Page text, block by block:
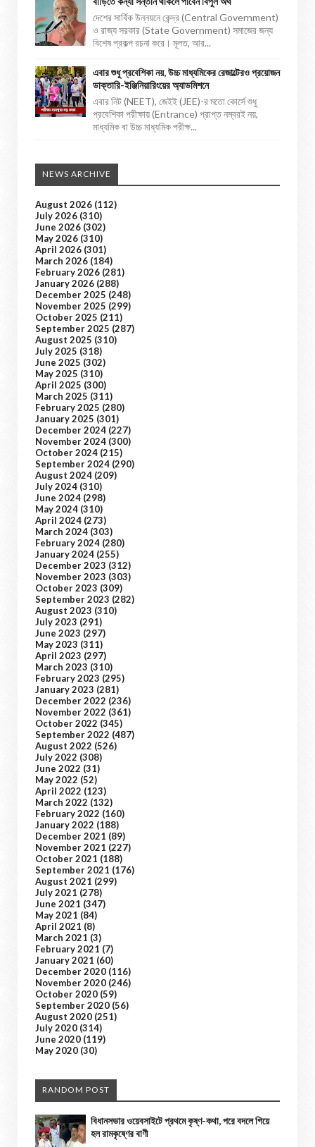
দেশের সার্বিক উন্নয়নে কেন্দ্র (Central Government)
ও রাজ্য সরকার (State Government) সমাজের জন্য
বিশেষ প্রকল্প রচনা করে। মূলত, আর...
এবার শুধু প্রবেশিকা নয়, উচ্চ মাধ্যমিকের রেজাল্টেরও প্রয়োজন
ডাক্তারি-ইঞ্জিনিয়ারিংয়ের অ্যাডমিশনে
এবার নিট (NEET), জেইই (JEE)-র মতো কোর্সে শুধু
প্রবেশিকা পরীক্ষায় (Entrance) প্রাপ্ত নম্বরই নয়,
মাধ্যমিক বা উচ্চ মাধ্যমিক পরীক্ষ...
NEWS ARCHIVE
August 2026 (112)
July 2026 (310)
June 2026 (302)
May 2026 (310)
April 2026 (301)
March 2026 (184)
February 2026 (281)
January 2026 (288)
December 2025 (248)
November 2025 (299)
October 2025 (211)
September 2025 (287)
August 2025 (310)
July 2025 (318)
June 2025 (302)
May 2025 (310)
April 2025 (300)
March 2025 (311)
February 2025 (280)
January 2025 (301)
December 2024 (227)
November 2024 (300)
October 2024 (215)
September 2024 (290)
August 2024 (209)
July 2024 (310)
June 2024 (298)
May 2024 (310)
April 2024 (273)
March 2024 (303)
February 2024 (280)
January 2024 (255)
December 2023 (312)
November 2023 (303)
October 2023 (309)
September 2023 (282)
August 2023 (310)
July 2023 (291)
June 2023 (297)
May 2023 (311)
April 2023 (297)
March 2023 (310)
February 2023 (295)
January 2023 (281)
December 2022 (236)
November 2022 (361)
October 2022 (345)
September 2022 (487)
August 2022 (526)
July 2022 (308)
June 2022 (31)
May 2022 (52)
April 2022 (123)
March 2022 (132)
February 2022 (160)
January 2022 (188)
December 2021 (89)
November 2021 (227)
October 2021 (188)
September 2021 (176)
August 2021 (299)
July 2021 (278)
June 2021 (347)
May 2021 (84)
April 2021 (8)
March 2021 (3)
February 2021 (7)
January 2021 (60)
December 2020 (116)
November 2020 (246)
October 2020 (59)
September 2020 (56)
August 2020 (251)
July 2020 (314)
June 2020 (119)
May 2020 (30)
RANDOM POST
বিধানসভার ওয়েবসাইটে প্রথমে কৃষ্ণ-কথা, পরে বদলে গিয়ে
হল রামকৃষ্ণের বাণী